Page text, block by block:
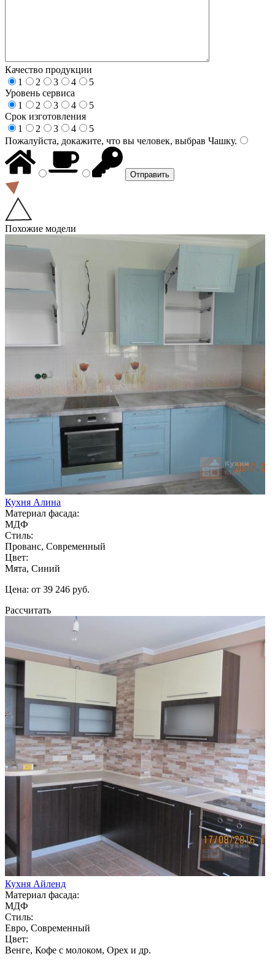
Качество продукции
1
2 3 4
5
Уровень сервиса
1
2 3 4
5
Срок изготовления
1
2 3 4
5
Пожалуйста, докажите, что вы человек, выбрав Чашку.
Похожие модели
Кухня Алина
Материал фасада:
МДФ
Стиль:
Прованс, Современный
Цвет:
Мята, Синий
Цена: от 39 246 руб.
Рассчитать
Кухня Айленд
Материал фасада:
МДФ
Стиль:
Евро, Современный
Цвет:
Венге, Кофе с молоком, Орех и др.